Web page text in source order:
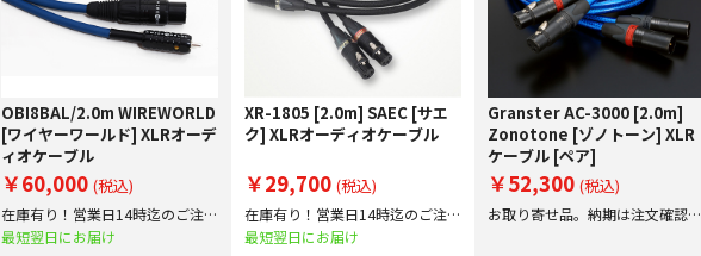
OBI8BAL/2.0m WIREWORLD
[ワイヤーワールド] XLRオーデ
ィオケーブル
￥60,000 (税込)
在庫有り！営業日14時迄のご注文
で即日出荷！
最短翌日にお届け
XR-1805 [2.0m] SAEC [サエ
ク] XLRオーディオケーブル
￥29,700 (税込)
在庫有り！営業日14時迄のご注文
で即日出荷！
最短翌日にお届け
Granster AC-3000 [2.0m]
Zonotone [ゾノトーン] XLR
ケーブル [ペア]
￥52,300(税込)
お取り寄せ品。納期は注文確認後